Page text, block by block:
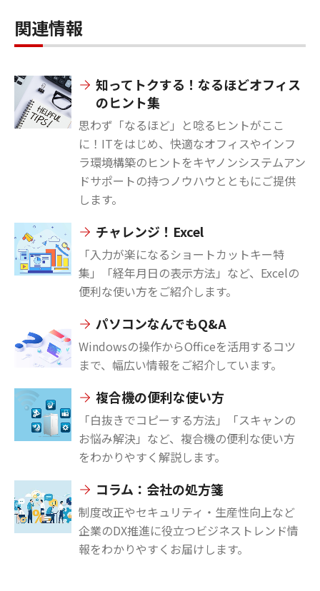
関連情報
知ってトクする！なるほどオフィス
のヒント集
思わず「なるほど」と唸るヒントがここ
に！ITをはじめ、快適なオフィスやインフ
ラ環境構築のヒントをキヤノンシステムアン
ドサポートの持つノウハウとともにご提供
します。
チャレンジ！Excel
「入力が楽になるショートカットキー特
集」「経年月日の表示方法」など、Excelの
便利な使い方をご紹介します。
パソコンなんでもQ&A
Windowsの操作からOfficeを活用するコツ
まで、幅広い情報をご紹介しています。
複合機の便利な使い方
「白抜きでコピーする方法」「スキャンの
お悩み解決」など、複合機の便利な使い方
をわかりやすく解説します。
コラム：会社の処方箋
制度改正やセキュリティ・生産性向上など
企業のDX推進に役立つビジネストレンド情
報をわかりやすくお届けします。